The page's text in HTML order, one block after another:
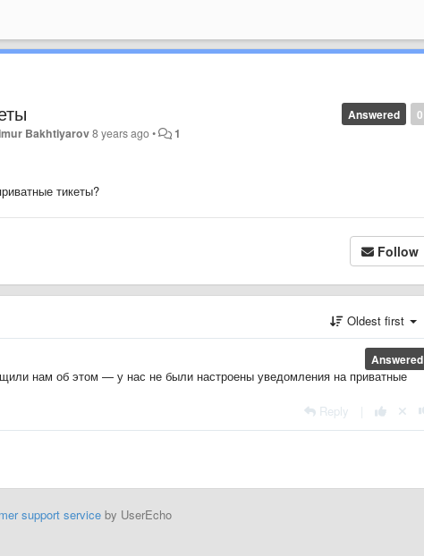
0
Answered
Bakhtiyarov8 years ago• 1
тикеты?
Follow
Oldest first
Answered
нам об этом — у нас не были настроены уведомления на приватные
Reply
support serviceby UserEcho